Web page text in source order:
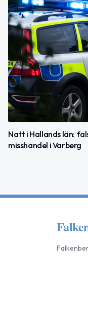
Natt i Hallands län:
misshandel i Varberg